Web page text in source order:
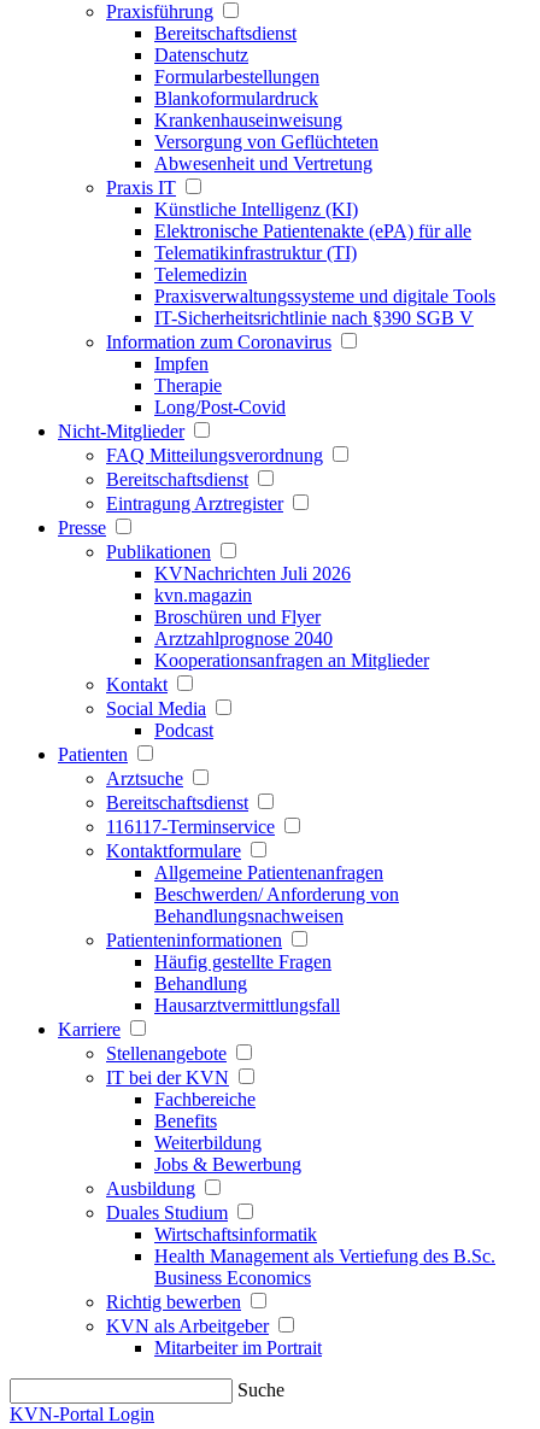
Praxisführung
Bereitschaftsdienst
Datenschutz
Formularbestellungen
Blankoformulardruck
Krankenhauseinweisung
Versorgung von Geflüchteten
Abwesenheit und Vertretung
Praxis IT
Künstliche Intelligenz (KI)
Elektronische Patientenakte (ePA) für alle
Telematikinfrastruktur (TI)
Telemedizin
Praxisverwaltungssysteme und digitale Tools
IT-Sicherheitsrichtlinie nach §390 SGB V
Information zum Coronavirus
Impfen
Therapie
Long/Post-Covid
Nicht-Mitglieder
FAQ Mitteilungsverordnung
Bereitschaftsdienst
Eintragung Arztregister
Presse
Publikationen
KVNachrichten Juli 2026
kvn.magazin
Broschüren und Flyer
Arztzahlprognose 2040
Kooperationsanfragen an Mitglieder
Kontakt
Social Media
Podcast
Patienten
Arztsuche
Bereitschaftsdienst
116117-Terminservice
Kontaktformulare
Allgemeine Patientenanfragen
Beschwerden/ Anforderung von
Behandlungsnachweisen
Patienteninformationen
Häufig gestellte Fragen
Behandlung
Hausarztvermittlungsfall
Karriere
Stellenangebote
IT bei der KVN
Fachbereiche
Benefits
Weiterbildung
Jobs & Bewerbung
Ausbildung
Duales Studium
Wirtschaftsinformatik
Health Management als Vertiefung des B.Sc.
Business Economics
Richtig bewerben
KVN als Arbeitgeber
Mitarbeiter im Portrait
Suche
KVN-Portal Login